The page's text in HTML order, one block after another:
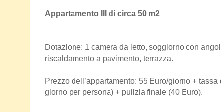
Appartamento III di circa 50 m2
Dotazione: 1 camera da letto, soggiorno con
riscaldamento a pavimento, terrazza.
Prezzo dell’appartamento: 55 Euro/giorno +
giorno per persona) + pulizia finale (40 Euro).